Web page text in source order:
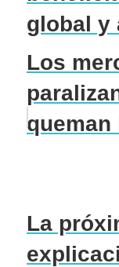
global y
Los
queman
La